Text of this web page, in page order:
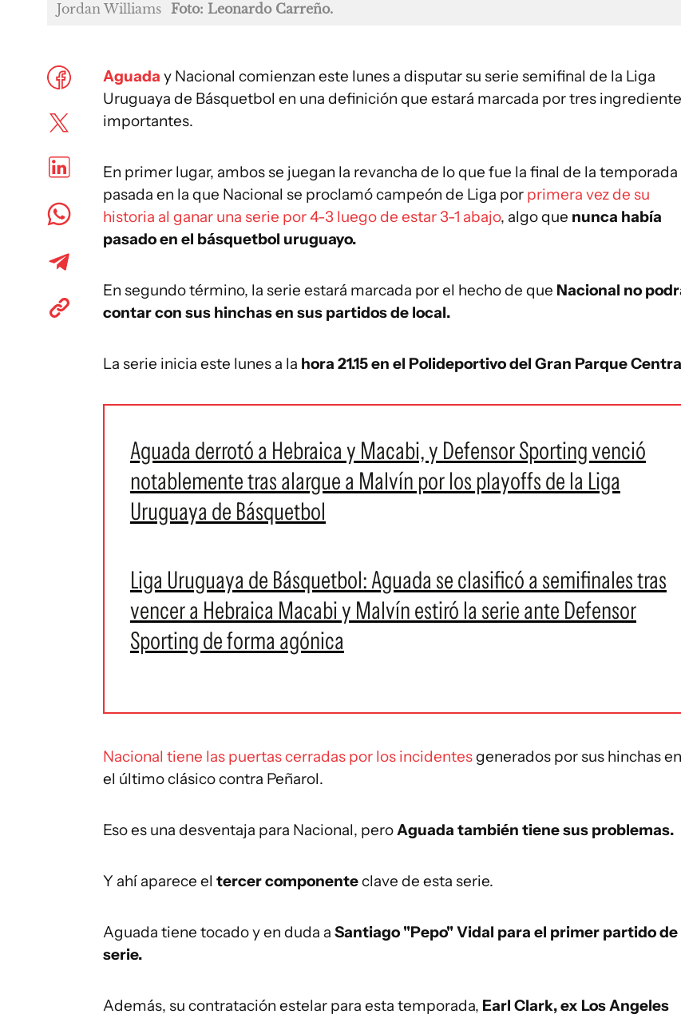
Jordan Williams Foto: Leonardo Carreño.
Aguada y Nacional comienzan este lunes a disputar su serie semifinal de la Liga
Uruguaya de Básquetbol en una definición que estará marcada por tres
importantes.
En primer lugar, ambos se juegan la revancha de lo que fue la final de la temporada
pasada en la que Nacional se proclamó campeón de Liga por primera vez de su
historia al ganar una serie por 4-3 luego de estar 3-1 abajo, algo que nunca había
pasado en el básquetbol uruguayo.
En segundo término, la serie estará marcada por el hecho de que Nacional no
contar con sus hinchas en sus partidos de local.
La serie inicia este lunes a la hora 21.15 en el Polideportivo del Gran Parque
Aguada derrotó a Hebraica y Macabi, y Defensor Sporting venció
notablemente tras alargue a Malvín por los playoffs de la Liga
Uruguaya de Básquetbol
Liga Uruguaya de Básquetbol: Aguada se clasificó a semifinales tras
vencer a Hebraica Macabi y Malvín estiró la serie ante Defensor
Sporting de forma agónica
Nacional tiene las puertas cerradas por los incidentesgenerados por sus hinchas en
el último clásico contra Peñarol.
Eso es una desventaja para Nacional, peroAguada también tiene sus problemas.
Y ahí aparece el tercer componenteclave de esta serie.
Aguada tiene tocado y en duda a Santiago "Pepo" Vidal para el primer partido de
serie.
Además, su contratación estelar para esta temporada, Earl Clark, ex Los Angeles